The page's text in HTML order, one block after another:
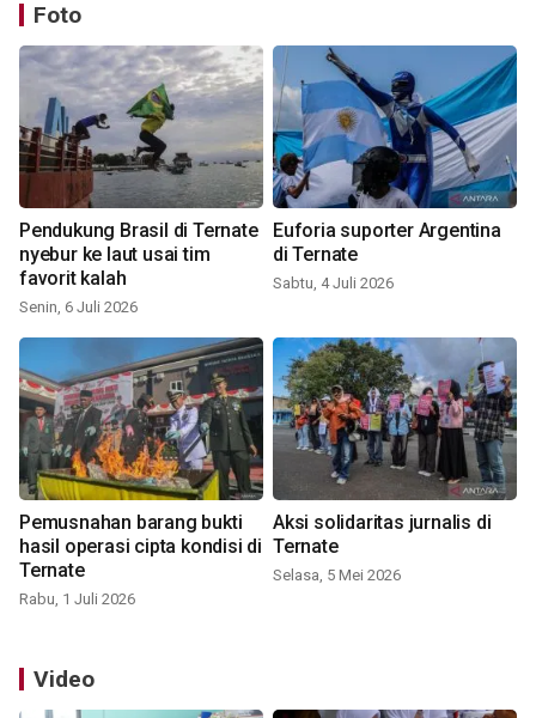
Foto
Pendukung Brasil di Ternate
nyebur ke laut usai tim
favorit kalah
Senin, 6 Juli 2026
Euforia suporter Argentina
di Ternate
Sabtu, 4 Juli 2026
Pemusnahan barang bukti
hasil operasi cipta kondisi di
Ternate
Rabu, 1 Juli 2026
Aksi solidaritas jurnalis di
Ternate
Selasa, 5 Mei 2026
Video